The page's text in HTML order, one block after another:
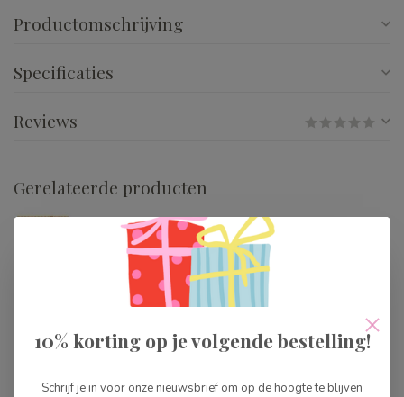
Productomschrijving
Specificaties
Reviews
Gerelateerde producten
Djeco Mijn Huis Mia
Op voorraad
€24,99
10% korting op je volgende bestelling!
Schrijf je in voor onze nieuwsbrief om op de hoogte te blijven